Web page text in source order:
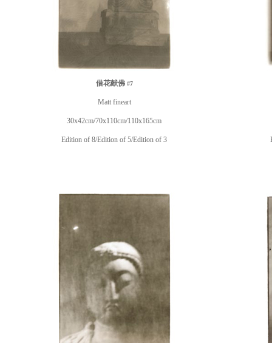
借花献佛 #7
Matt fineart
30x42cm/70x110cm/110x165cm
Edition of 8/Edition of 5/Edition of 3